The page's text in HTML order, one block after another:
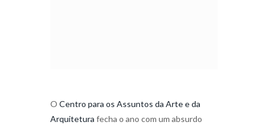
O Centro para os Assuntos da Arte e da
Arquitetura fecha o ano com um absurdo